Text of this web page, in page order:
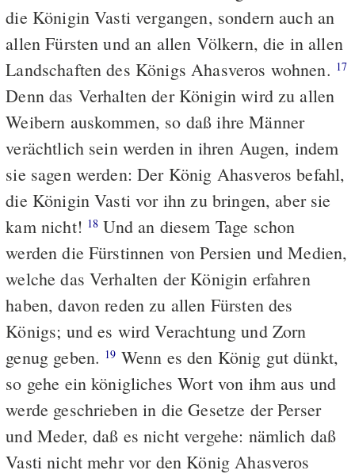
die Königin Vasti vergangen, sondern auch an
allen Fürsten und an allen Völkern, die in allen
Landschaften des Königs Ahasveros wohnen. 17
Denn das Verhalten der Königin wird zu allen
Weibern auskommen, so daß ihre Männer
verächtlich sein werden in ihren Augen, indem
sie sagen werden: Der König Ahasveros befahl,
die Königin Vasti vor ihn zu bringen, aber sie
kam nicht! 18 Und an diesem Tage schon
werden die Fürstinnen von Persien und Medien,
welche das Verhalten der Königin erfahren
haben, davon reden zu allen Fürsten des
Königs; und es wird Verachtung und Zorn
genug geben. 19 Wenn es den König gut dünkt,
so gehe ein königliches Wort von ihm aus und
werde geschrieben in die Gesetze der Perser
und Meder, daß es nicht vergehe: nämlich daß
Vasti nicht mehr vor den König Ahasveros